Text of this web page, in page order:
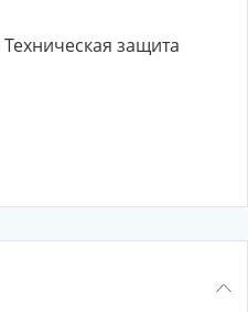
Техническая защита